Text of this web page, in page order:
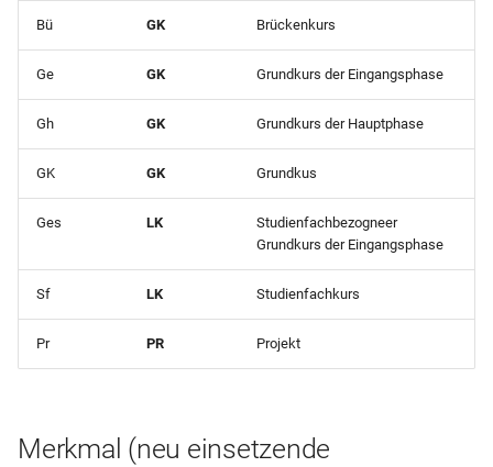
Bü GK Brückenkurs
Ge GK Grundkurs der Eingangsphase
Gh GK Grundkurs der Hauptphase
GK GK Grundkus
Ges LK
Studienfachbezogneer
Grundkurs der Eingangsphase
Sf LK Studienfachkurs
Pr PR Projekt
Merkmal (neu einsetzende